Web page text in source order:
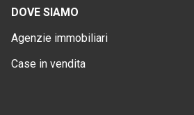
DOVE SIAMO
Agenzie immobiliari
Case in vendita